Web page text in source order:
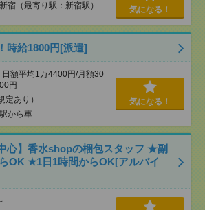
宿（最寄り駅：新宿駅） 気になる！
時給1800円[派遣]
額平均1万4400円/月額30
円
定あり）
から車
気になる！
心】香水shopの梱包スタッフ ★副
OK ★1日1時間からOK[アルバイ